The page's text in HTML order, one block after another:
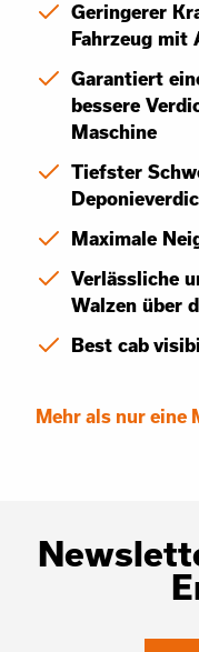
Geringerer
Fahrzeug mit
Garantiert
bessere
Maschine
Tiefster
Maximale
Verlässliche
Walzen über
Best cab
Mehr als nur eine